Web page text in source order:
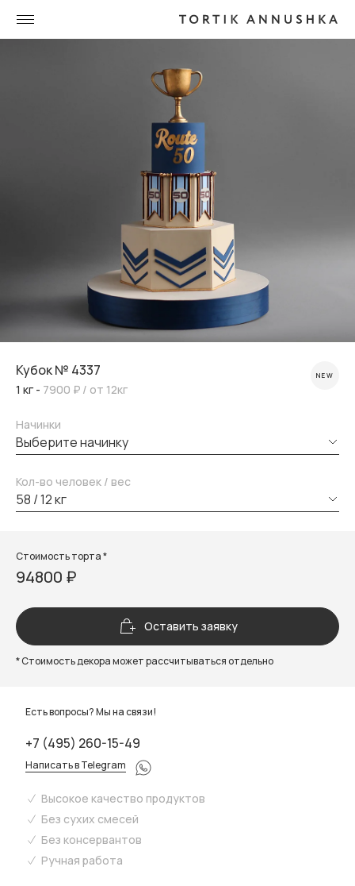
Кубок № 4337
1 кг - 7900 ₽ / от 12кг
NEW
Начинки
выберите начинку
Кол-во человек / вес
58 / 12 кг
Стоимость торта *
94800 ₽
Оставить заявку
* Стоимость декора может рассчитываться отдельно
Есть вопросы? Мы на связи!
+7 (495) 260-15-49
Написать в Telegram
Высокое качество продуктов
Без сухих смесей
Без консервантов
Ручная работа